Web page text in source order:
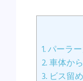
1.パーラ
2.車体か
3. ビス留